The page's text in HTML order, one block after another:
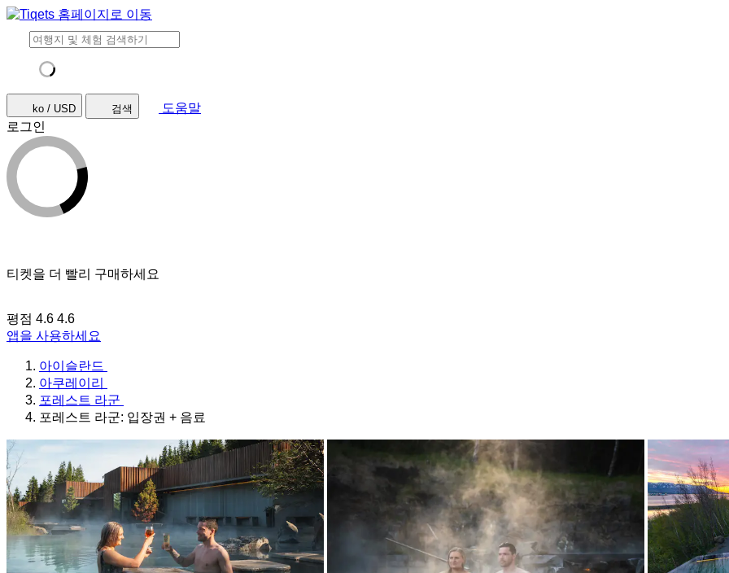
ko / USD 검색
도움말
로그인
티켓을 더 빨리 구매하세요
평점 4.6 4.6
앱을 사용하세요
아이슬란드
아쿠레이리
포레스트 라군
포레스트 라군: 입장권 + 음료